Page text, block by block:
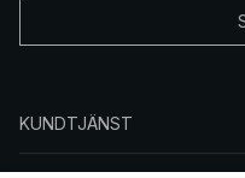
KUNDTJÄNST